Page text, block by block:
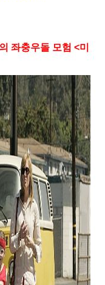
좌충우돌 모험 <미